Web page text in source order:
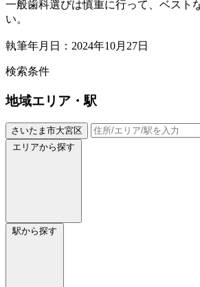
一般歯科選びは慎重に行って、ベスト
い。
執筆年月日：2024年10月27日
検索条件
地域エリア・駅
さいたま市大宮区
エリアから探す
駅から探す